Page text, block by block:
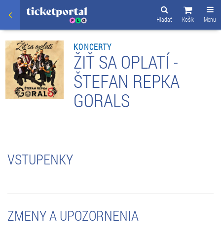
Menu
Košík
Hľadať
KONCERTY
ŽIŤ SA OPLATÍ -
ŠTEFAN REPKA
GORALS
VSTUPENKY
ZMENY A UPOZORNENIA